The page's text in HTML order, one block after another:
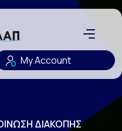
My Account
ΔΙΑΚΟΠΗΣ